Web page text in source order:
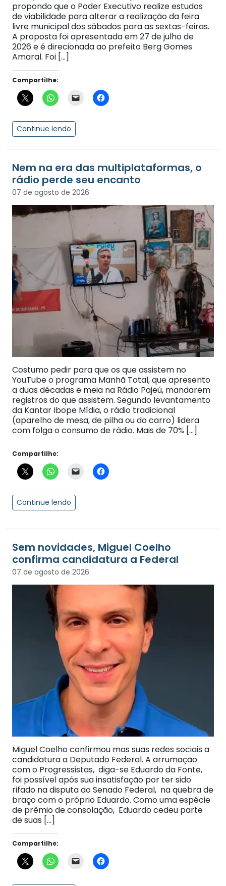
propondo que o Poder Executivo realize estudos
de viabilidade para alterar a realização da feira
livre municipal dos sábados para as sextas-feiras.
A proposta foi apresentada em 27 de julho de
2026 e é direcionada ao prefeito Berg Gomes
Amaral. Foi […]
Compartilhe:
Continue lendo
Nem na era das multiplataformas, o
rádio perde seu encanto
07 de agosto de 2026
Costumo pedir para que os que assistem no
YouTube o programa Manhã Total, que apresento
a duas décadas e meia na Rádio Pajeú, mandarem
registros do que assistem. Segundo levantamento
da Kantar Ibope Mídia, o rádio tradicional
(aparelho de mesa, de pilha ou do carro) lidera
com folga o consumo de rádio. Mais de 70% […]
Compartilhe:
Continue lendo
Sem novidades, Miguel Coelho
confirma candidatura a Federal
07 de agosto de 2026
Miguel Coelho confirmou mas suas redes sociais a
candidatura a Deputado Federal. A arrumação
com o Progressistas, diga-se Eduardo da Fonte,
foi possível após sua insatisfação por ter sido
rifado na disputa ao Senado Federal, na quebra de
braço com o próprio Eduardo. Como uma espécie
de prêmio de consolação, Eduardo cedeu parte
de suas […]
Compartilhe: